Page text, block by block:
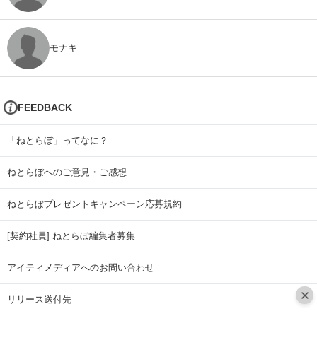
モナキ
FEEDBACK
「ねとらぼ」ってなに？
ねとらぼへのご意見・ご感想
ねとらぼプレゼントキャンペーン応募規約
[契約社員] ねとらぼ編集者募集
アイティメディアへのお問い合わせ
リリース送付先